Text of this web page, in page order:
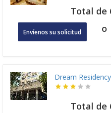
Total de
Envíenos su solicitud o
Dream
Total de